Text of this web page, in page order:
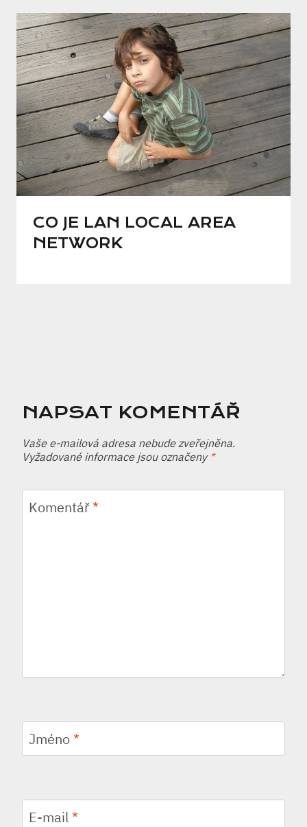
CO JE LAN LOCAL AREA
NETWORK
NAPSAT KOMENTÁŘ
Vaše e-mailová adresa nebude zveřejněna.
Vyžadované informace jsou označeny *
Komentář*
Jméno *
E-mail *